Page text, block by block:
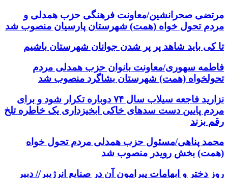
مرتضی صحرانشین/معاونت فرهنگی حزب همدلی و
مردم تحول خواه (همت) شهرستان پارسیان منصوب شد
تا کی باید شاهد پر پر شدن جوانان شهرستان باشیم
فاطمه سهوری/معاونت بانوان حزب همدلی مردم
تحولخواه (همت) شهرستان بشاگرد منصوب شد
نزارید فاجعه سیلاب سال ۷۴ دوباره تکرار شود و برای
مردم پایین دست سدهای خاکی ابخیزداری یک خاطره تلخ
رقم بزند
محمد پناهی/مسئول حزب همدلی مردم تحول خواه
(همت) بخش رویدر منصوب شد
روز دختر و ابهامات پیرامون آن در صنایع انرژیبر// دبیر